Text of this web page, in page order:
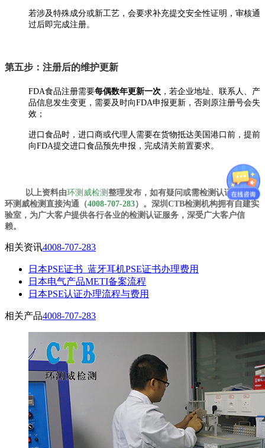
若涉及特殊成分或新工艺，会要求补充提交安全性证明，审核通
过后即完成注册。
第五步：注册后的维护更新
FDA食品注册需要‌每偶数年更新一次 ‌，若企业地址、联系人、产
品信息发生变更，需要及时向FDA申报更新，否则原注册号会失
效；
进口食品时，进口商或代理人需要在货物抵达美国港口前，提前
向FDA提交进口食品预先申报，完成清关前置要求。
以上资料由环测威检测 整理发布，如有疑问或需检测认证欢迎与
环测威检测直接沟通（4008-707-283）。深圳CTB检测机构拥有自建实
验室，为广大客户提供各行各业的检测认证服务，深受广大客户信
赖。
相关资讯4008-707-283
日本PSE证书_蓝牙耳机PSE证书办理费用
日本电气产品METI备案流程
日本PSE认证办理流程与费用
相关产品4008-707-283